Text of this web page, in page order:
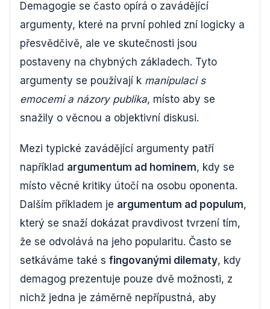
Demagogie se často opírá o zavádějící
argumenty, které na první pohled zní logicky a
přesvědčivě, ale ve skutečnosti jsou
postaveny na chybných základech. Tyto
argumenty se používají k manipulaci s
emocemi a názory publika, místo aby se
snažily o věcnou a objektivní diskusi.
Mezi typické zavádějící argumenty patří
například argumentum ad hominem, kdy se
místo věcné kritiky útočí na osobu oponenta.
Dalším příkladem je argumentum ad populum,
který se snaží dokázat pravdivost tvrzení tím,
že se odvolává na jeho popularitu. Často se
setkáváme také s fingovanými dilematy, kdy
demagog prezentuje pouze dvě možnosti, z
nichž jedna je záměrně nepřípustná, aby